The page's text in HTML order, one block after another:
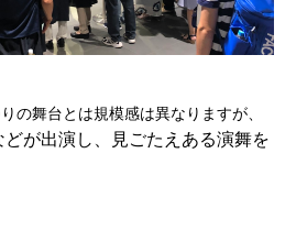
の舞台とは規模感は異なりますが、
が出演し、見ごたえある演舞を